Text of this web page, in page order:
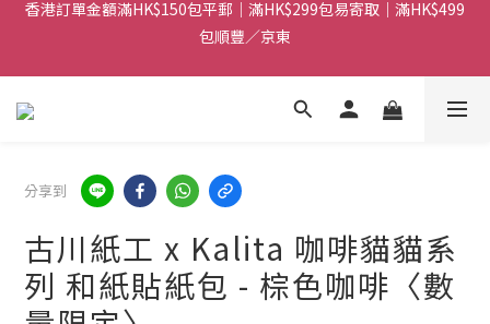
香港訂單金額滿HK$150包平郵｜滿HK$299包易寄取｜滿HK$499
包順豐／京東
包順豐／京東
【網店限定！】指定清貨商品每消費HK$100即享購物金HK$50回
包順豐／京東
分享到
古川紙工 x Kalita 咖啡貓貓系
列 和紙貼紙包 - 棕色咖啡〈數